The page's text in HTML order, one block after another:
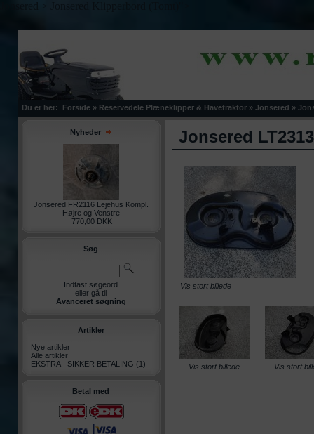
Du er her: Forside » Reservedele Plæneklipper & Havetraktor » Jonsered »
Nyheder
Jonsered FR2116 Lejehus Kompl.
Højre og Venstre
770,00 DKK
Søg
Indtast søgeord
eller gå til
Avanceret søgning
Artikler
Nye artikler
Alle artikler
EKSTRA - SIKKER BETALING (1)
Betal med
Jonsered
Vis stort billede
Vis stort billede Vis stort